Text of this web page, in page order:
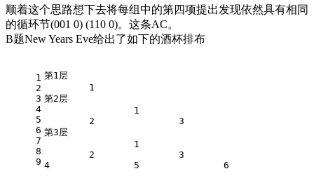
顺着这个思路想下去将每组中的第四项提出发现依然具有相同
的循环节(001 0) (110 0)。这条AC。
B题New Years Eve给出了如下的酒杯排布
1
2
3
4
5
6
7
8
9
第1层
	1
第2层
		1
	2		3
第3层
		1
	2		3
4		5		6